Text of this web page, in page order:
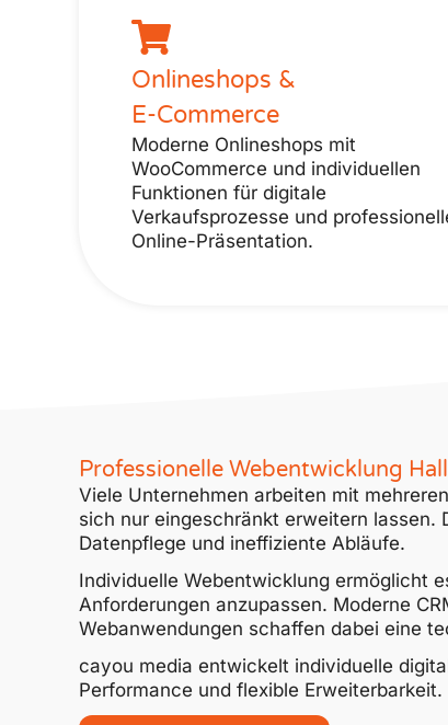
Onlineshops &
E-Commerce
Moderne Onlineshops mit
WooCommerce und individuellen
Funktionen für digitale
Verkaufsprozesse und
Online-Präsentation.
Professionelle Webentwicklung
Viele Unternehmen arbeiten mit
sich nur eingeschränkt erweitern
Datenpflege und ineffiziente Abläufe.
Individuelle Webentwicklung ermöglicht
Anforderungen anzupassen. Moderne
Webanwendungen schaffen dabei eine
cayou media entwickelt individuelle
Performance und flexible Erweiterbarkeit.